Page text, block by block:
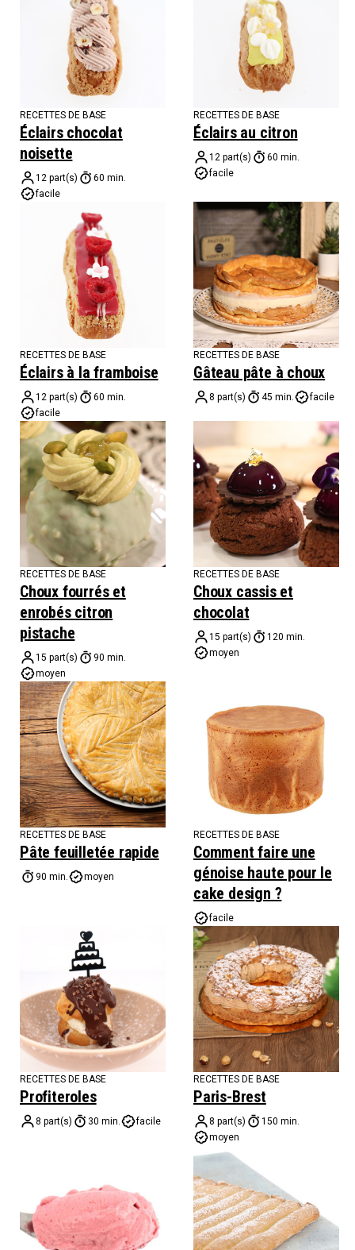
RECETTES DE BASE
Éclairs chocolat
noisette
12 part(s)
60 min.
facile
RECETTES DE BASE
Éclairs au citron
12 part(s)
60 min.
facile
RECETTES DE BASE
Éclairs à la framboise
12 part(s)
60 min.
facile
RECETTES DE BASE
Gâteau pâte à choux
8 part(s) 45 min. facile
RECETTES DE BASE
Choux fourrés et
enrobés citron
pistache
15 part(s)
90 min.
moyen
RECETTES DE BASE
Choux cassis et
chocolat
15 part(s)
120 min.
moyen
RECETTES DE BASE
Pâte feuilletée rapide
90 min. moyen
RECETTES DE BASE
Comment faire une
génoise haute pour le
cake design ?
facile
RECETTES DE BASE
Profiteroles
8 part(s) 30 min. facile
RECETTES DE BASE
Paris-Brest
8 part(s)
150 min.
moyen